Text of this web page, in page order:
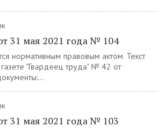
31 мая 2021 года № 104
нормативным правовым актом. Текст
"Гвардеец труда" № 42 от
31 мая 2021 года № 103